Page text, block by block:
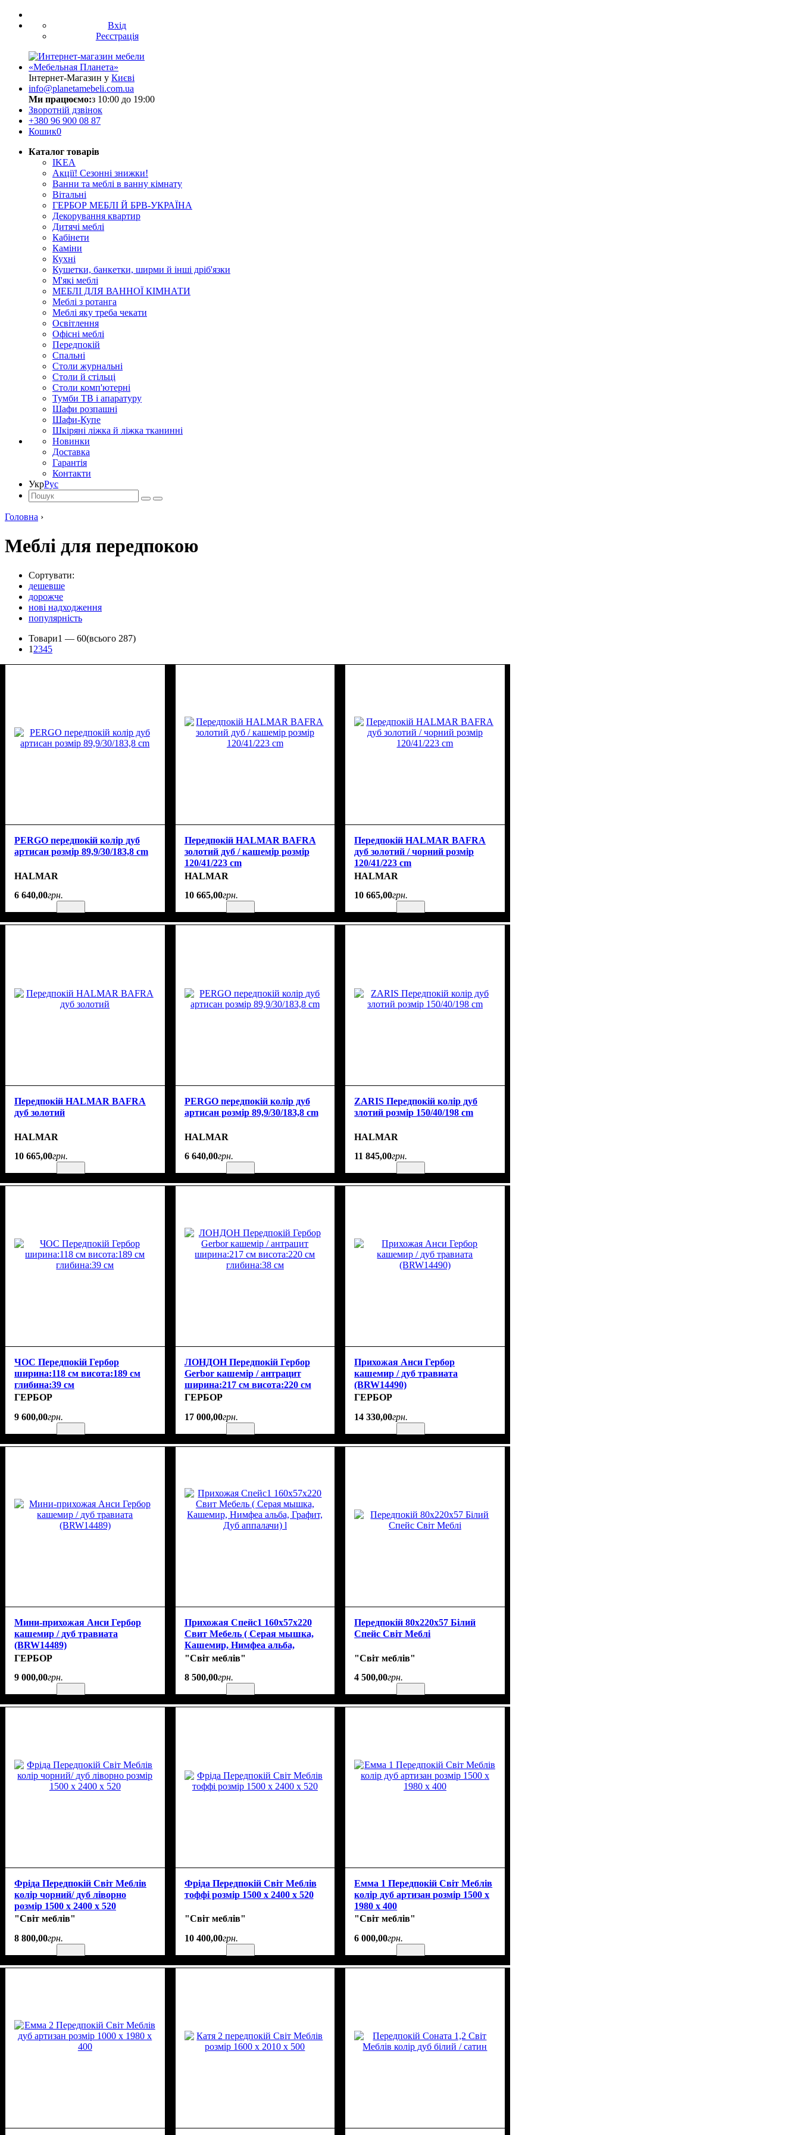
Вхід
Реєстрація
Інтернет-Магазин у Києві
info@planetamebeli.com.ua
Ми працюємо:з 10:00 до 19:00
Зворотній дзвінок
+380 96 900 08 87
Кошик0
Каталог товарів
IKEA
Акції! Сезонні знижки!
Ванни та меблі в ванну кімнату
Вітальні
ГЕРБОР МЕБЛІ Й БРВ-УКРАЇНА
Декорування квартир
Дитячі меблі
Кабінети
Каміни
Кухні
Кушетки, банкетки, ширми й інші дріб'язки
М'які меблі
МЕБЛІ ДЛЯ ВАННОЇ КІМНАТИ
Меблі з ротанга
Меблі яку треба чекати
Освітлення
Офісні меблі
Передпокій
Спальні
Столи журнальні
Столи й стільці
Столи комп'ютерні
Тумби ТВ і апаратуру
Шафи розпашні
Шафи-Купе
Шкіряні ліжка й ліжка тканинні
Новинки
Доставка
Гарантія
Контакти
УкрРус
Головна ›
Меблі для передпокою
Сортувати:
дешевше
дорожче
нові надходження
популярність
Товари1 — 60(всього 287)
1 2345
PERGO передпокій колір дуб
артисан розмір 89,9/30/183,8 cm
HALMAR
6 640,00грн.
Передпокій HALMAR BAFRA
золотий дуб / кашемір розмір
120/41/223 cm
HALMAR
10 665,00грн.
Передпокій HALMAR BAFRA
дуб золотий / чорний розмір
120/41/223 cm
HALMAR
10 665,00грн.
Передпокій HALMAR BAFRA
дуб золотий
HALMAR
10 665,00грн.
PERGO передпокій колір дуб
артисан розмір 89,9/30/183,8 cm
HALMAR
6 640,00грн.
ZARIS Передпокій колір дуб
злотий розмір 150/40/198 cm
HALMAR
11 845,00грн.
ЧОС Передпокій Гербор
ширина:118 см висота:189 см
глибина:39 см
ГЕРБОР
9 600,00грн.
ЛОНДОН Передпокій Гербор
Gerbor кашемір / антрацит
ширина:217 см висота:220 см
глибина:38 см
ГЕРБОР
17 000,00грн.
Прихожая Анси Гербор
кашемир / дуб травиата
(BRW14490)
ГЕРБОР
14 330,00грн.
Мини-прихожая Анси Гербор
кашемир / дуб травиата
(BRW14489)
ГЕРБОР
9 000,00грн.
Прихожая Спейс1 160х57х220
Свит Мебель ( Серая мышка,
Кашемир, Нимфеа альба,
Графит, Дуб аппалачи) l
"Світ меблів"
8 500,00грн.
Передпокій 80х220х57 Білий
Спейс Світ Меблі
"Світ меблів"
4 500,00грн.
Фріда Передпокій Світ Меблів
колір чорний/ дуб ліворно
розмір 1500 х 2400 х 520
"Світ меблів"
8 800,00грн.
Фріда Передпокій Світ Меблів
тоффі розмір 1500 х 2400 х 520
"Світ меблів"
10 400,00грн.
Емма 1 Передпокій Світ Меблів
колір дуб артизан розмір 1500 х
1980 х 400
"Світ меблів"
6 000,00грн.